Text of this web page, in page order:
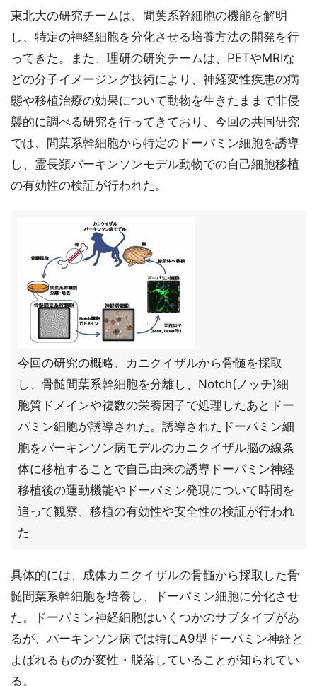
東北大の研究チームは、間葉系幹細胞の機能を解明
し、特定の神経細胞を分化させる培養方法の開発を行
ってきた。また、理研の研究チームは、PETやMRIな
どの分子イメージング技術により、神経変性疾患の病
態や移植治療の効果について動物を生きたままで非侵
襲的に調べる研究を行ってきており、今回の共同研究
では、間葉系幹細胞から特定のドーパミン細胞を誘導
し、霊長類パーキンソンモデル動物での自己細胞移植
の有効性の検証が行われた。
今回の研究の概略、カニクイザルから骨髄を採取
し、骨髄間葉系幹細胞を分離し、Notch(ノッチ)細
胞質ドメインや複数の栄養因子で処理したあとドー
パミン細胞が誘導された。誘導されたドーパミン細
胞をパーキンソン病モデルのカニクイザル脳の線条
体に移植することで自己由来の誘導ドーパミン神経
移植後の運動機能やドーパミン発現について時間を
追って観察、移植の有効性や安全性の検証が行われ
た
具体的には、成体カニクイザルの骨髄から採取した骨
髄間葉系幹細胞を培養し、ドーパミン細胞に分化させ
た。ドーパミン神経細胞はいくつかのサブタイプがあ
るが、パーキンソン病では特にA9型ドーパミン神経と
よばれるものが変性・脱落していることが知られてい
る。